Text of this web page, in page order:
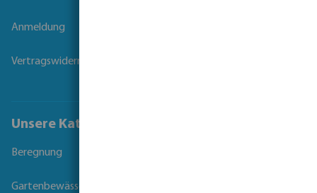
Anmeldung
Vertragswiderruf
Unsere Kataloge
Beregnung
Gartenbewässerung